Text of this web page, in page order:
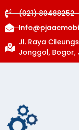
(021) 80488252
Jl. Raya
Jonggol, Bogor,